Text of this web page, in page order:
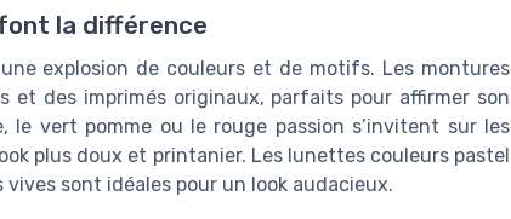
la différence
explosion de couleurs et de motifs. Les montures
et des imprimés originaux, parfaits pour affirmer son
le vert pomme ou le rouge passion s’invitent sur les
plus doux et printanier. Les lunettes couleurs pastel
sont idéales pour un look audacieux.